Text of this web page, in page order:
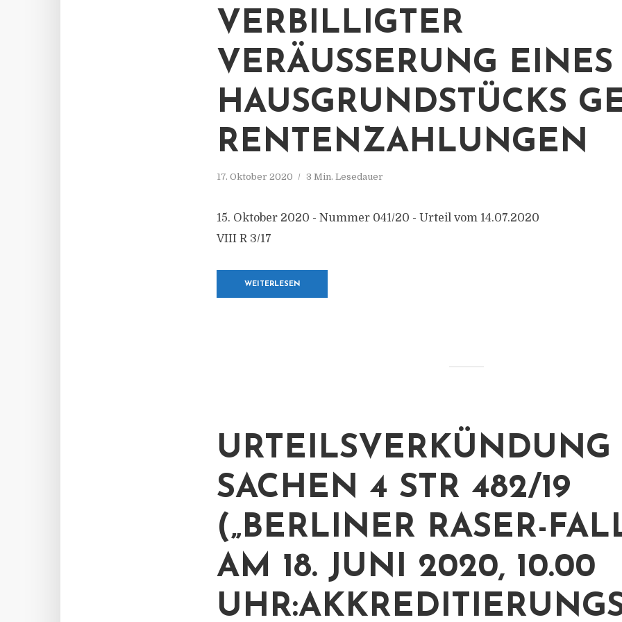
VERBILLIGTER
VERÄUSSERUNG EINES H
AUSGRUNDSTÜCKS
ENTENZAHLUNGEN
17. Oktober 2020 3 Min. Lesedauer
15. Oktober 2020 - Nummer 041/20 - Urteil vom 14.07.2020
VIII R 3/17
WEITERLESEN
SACHEN 4 STR 482/19
(„BERLINER RASER-
AM 18. JUNI 2020, 10.00